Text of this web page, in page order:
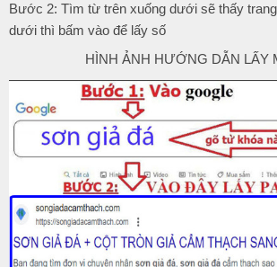
Bước 2: Tìm từ trên xuống dưới sẽ thấy
dưới thì bấm vào để lấy số
HÌNH ẢNH HƯỚNG DẪN LẤY